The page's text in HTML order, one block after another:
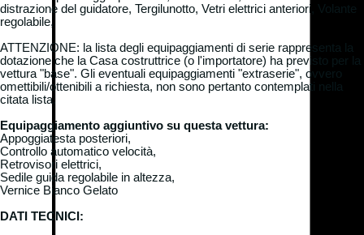
distrazione del guidatore, Tergilunotto, Vetri elettrici anteriori, Volante
regolabile,
ATTENZIONE: la lista degli equipaggiamenti di serie rappresenta la
dotazione che la Casa costruttrice (o l'importatore) ha previsto per la
vettura "base". Gli eventuali equipaggiamenti "extraserie", ovvero
omettibili/ottenibili a richiesta, non sono pertanto contemplati nella
citata lista.
Equipaggiamento aggiuntivo su questa vettura:
Appoggiatesta posteriori,
Controllo automatico velocità,
Retrovisori elettrici,
Sedile guida regolabile in altezza,
Vernice Bianco Gelato
DATI TECNICI: